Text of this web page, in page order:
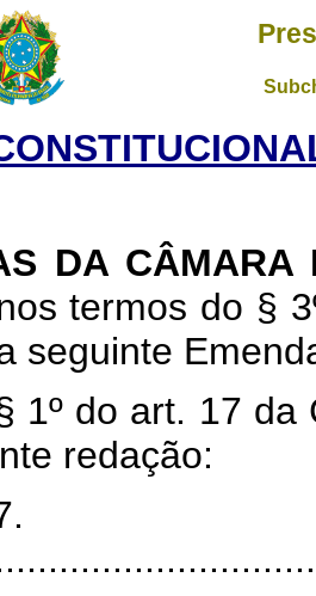
DA CÂMARA
termos do §
seguinte
1º do art. 17
redação: